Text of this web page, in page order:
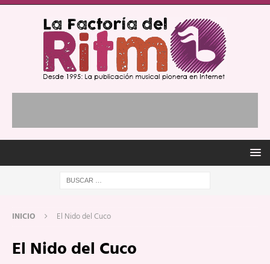
INICIO El Nido del Cuco
El Nido del Cuco